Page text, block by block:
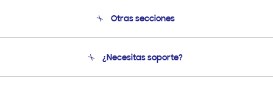
Otras secciones
Soporte
¿Necesitas soporte?